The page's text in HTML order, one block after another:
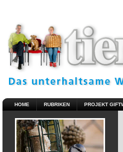
HOME RUBRIKEN PROJEKT